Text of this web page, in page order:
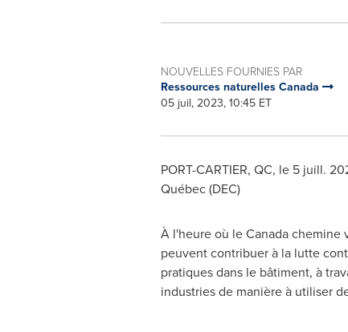
NOUVELLES FOURNIES PAR
Ressources naturelles Canada
05 juil, 2023, 10:45 ET
PORT-CARTIER, QC, le 5 juill.
Québec (DEC)
À l'heure où leCanadachemine
peuvent contribuer à la lutte
pratiques dans le bâtiment, à
industries de manière à utiliser